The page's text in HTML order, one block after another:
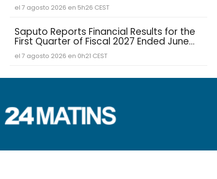
el 7 agosto 2026 en 5h26 CEST
Saputo Reports Financial Results for the
First Quarter of Fiscal 2027 Ended June
30, 2026
el 7 agosto 2026 en 0h21 CEST